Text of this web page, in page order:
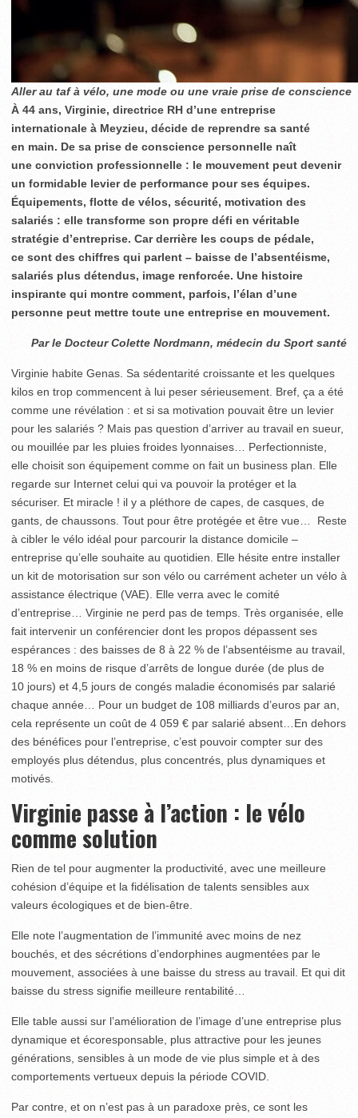
Aller au taf à vélo, une mode ou une vraie prise de conscience
À 44 ans, Virginie, directrice RH d’une entreprise
internationale à Meyzieu, décide de reprendre sa santé
en main. De sa prise de conscience personnelle naît
une conviction professionnelle : le mouvement peut devenir
un formidable levier de performance pour ses équipes.
Équipements, flotte de vélos, sécurité, motivation des
salariés : elle transforme son propre défi en véritable
stratégie d’entreprise. Car derrière les coups de pédale,
ce sont des chiffres qui parlent – baisse de l’absentéisme,
salariés plus détendus, image renforcée. Une histoire
inspirante qui montre comment, parfois, l’élan d’une
personne peut mettre toute une entreprise en mouvement.
Par le Docteur Colette Nordmann, médecin du Sport santé
Virginie habite Genas. Sa sédentarité croissante et les quelques
kilos en trop commencent à lui peser sérieusement. Bref, ça a été
comme une révélation : et si sa motivation pouvait être un levier
pour les salariés ? Mais pas question d’arriver au travail en sueur,
ou mouillée par les pluies froides lyonnaises… Perfectionniste,
elle choisit son équipe­ment comme on fait un business plan. Elle
regarde sur Internet celui qui va pouvoir la protéger et la
sécuriser. Et miracle ! il y a pléthore de capes, de casques, de
gants, de chaussons. Tout pour être protégée et être vue… Reste
à cibler le vélo idéal pour parcourir la distance domicile –
entreprise qu’elle souhaite au quotidien. Elle hésite entre installer
un kit de motorisation sur son vélo ou carrément acheter un vélo à
assistance électrique (VAE). Elle verra avec le comité
d’entreprise… Virginie ne perd pas de temps. Très organisée, elle
fait intervenir un conférencier dont les propos dépassent ses
espérances : des baisses de 8 à 22 % de l’absentéisme au travail,
18 % en moins de risque d’arrêts de longue durée (de plus de
10 jours) et 4,5 jours de congés maladie économisés par salarié
chaque année… Pour un budget de 108 milliards d’euros par an,
cela représente un coût de 4 059 € par salarié absent…En dehors
des bénéfices pour l’entreprise, c’est pouvoir compter sur des
employés plus détendus, plus concentrés, plus dynamiques et
motivés.
Virginie passe à l’action : le vélo
comme solution
Rien de tel pour augmenter la productivité, avec une meilleure
cohésion d’équipe et la fidélisation de talents sensibles aux
valeurs écologiques et de bien-être.
Elle note l’augmentation de l’immunité avec moins de nez
bouchés, et des sécrétions d’endorphines augmentées par le
mouvement, associées à une baisse du stress au travail. Et qui dit
baisse du stress signifie meilleure rentabilité…
Elle table aussi sur l’amélioration de l’image d’une entreprise plus
dynamique et écoresponsable, plus attractive pour les jeunes
générations, sensibles à un mode de vie plus simple et à des
comportements vertueux depuis la période COVID.
Par contre, et on n’est pas à un paradoxe près, ce sont les